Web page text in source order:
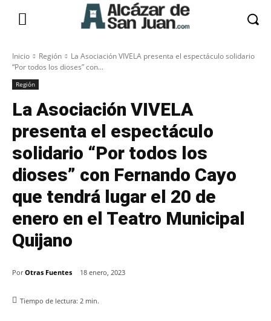
Inicio Región
La Asociación VIVELA presenta el espectáculo solidario
“Por todos los dioses” con...
Región
La Asociación VIVELA
presenta el espectáculo
solidario “Por todos los
dioses” con Fernando Cayo
que tendrá lugar el 20 de
enero en el Teatro Municipal
Quijano
Por Otras Fuentes 18 enero, 2023
Tiempo de lectura: 2 min.